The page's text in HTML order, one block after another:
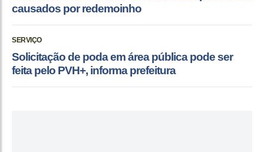
causados por redemoinho
SERVIÇO
Solicitação de poda em área pública pode ser
feita pelo PVH+, informa prefeitura